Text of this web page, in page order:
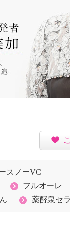
スノーVC
フルオーレ
薬酵泉セ